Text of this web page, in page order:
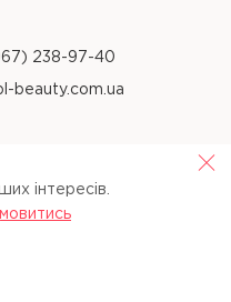
238-97-40
beauty.com.ua
інтересів.